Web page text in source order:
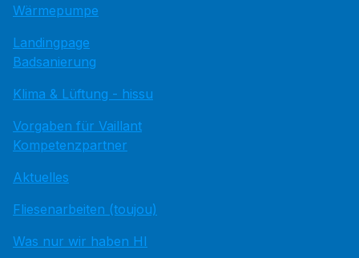
Wärmepumpe
Landingpage
Badsanierung
Klima & Lüftung - hissu
Vorgaben für Vaillant
Kompetenzpartner
Aktuelles
Fliesenarbeiten (toujou)
Was nur wir haben HI